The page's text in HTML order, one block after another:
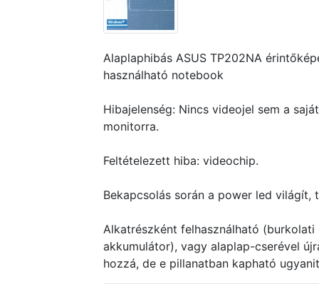
Alaplaphibás ASUS TP202NA
használható notebook
Hibajelenség: Nincs videojel sem a
monitorra.
Feltételezett hiba: videochip.
Bekapcsolás során a power led világít,
Alkatrészként felhasználható
akkumulátor), vagy alaplap-cserével
hozzá, de e pillanatban kapható